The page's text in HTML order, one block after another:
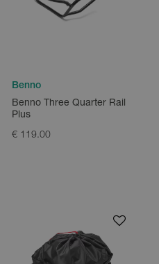
Benno
Benno Three Quarter Rail
Plus
€ 119.00